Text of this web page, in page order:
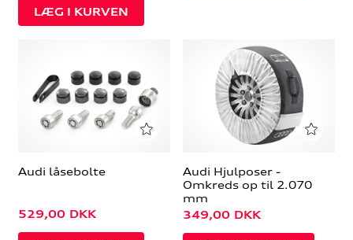
Audi låsebolte
529,00 DKK
Audi Hjulposer -
Omkreds op til 2.070
mm
349,00 DKK